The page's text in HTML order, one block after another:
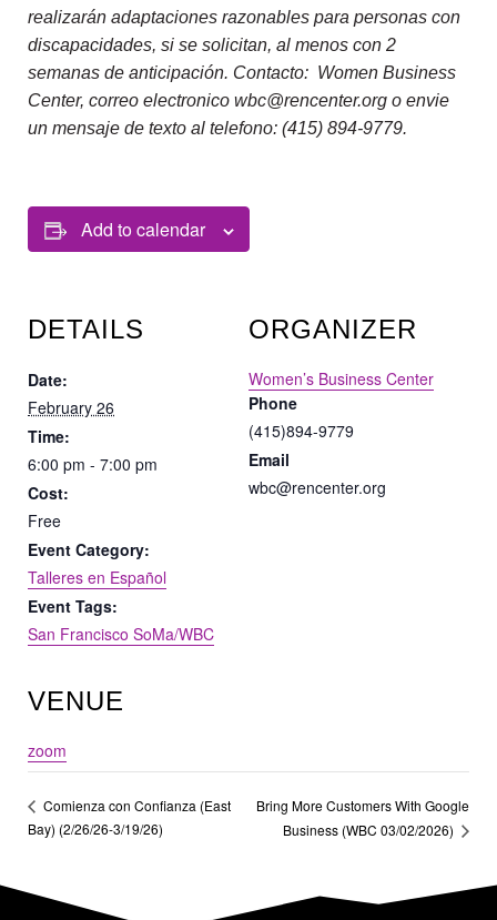
realizarán adaptaciones razonables para personas con
discapacidades, si se solicitan, al menos con 2
semanas de anticipación. Contacto: Women Business
Center, correo electronico wbc@rencenter.org o envie
un mensaje de texto al telefono: (415) 894-9779.
Add to calendar
DETAILS
Date:
February 26
Time:
6:00 pm - 7:00 pm
Cost:
Free
Event Category:
Talleres en Español
Event Tags:
San Francisco SoMa/WBC
ORGANIZER
Women’s Business Center
Phone
(415)894-9779
Email
wbc@rencenter.org
VENUE
zoom
Comienza con Confianza (East
Bay) (2/26/26-3/19/26)
Bring More Customers With Google
Business (WBC 03/02/2026)